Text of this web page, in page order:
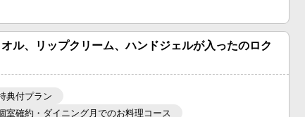
ル、リップクリーム、ハンドジェルが入ったのロク
典付プラン
室確約・ダイニング月でのお料理コース